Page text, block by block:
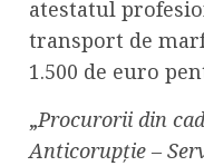
atestatul
transport de
1.500 de euro
„Procurorii din
Anticorupție –